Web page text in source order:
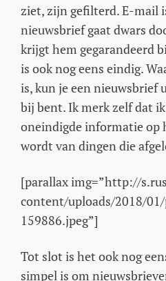
ziet, zijn gefilterd. E-mail
nieuwsbrief gaat dwars
krijgt hem gegarandeerd
is ook nog eens eindig.
is, kun je een nieuwsbrief
bij bent. Ik merk zelf dat
oneindigde informatie op
wordt van dingen die
[parallax img=”http://
content/uploads/2018/
159886.jpeg”]
Tot slot is het ook nog
simpel is om